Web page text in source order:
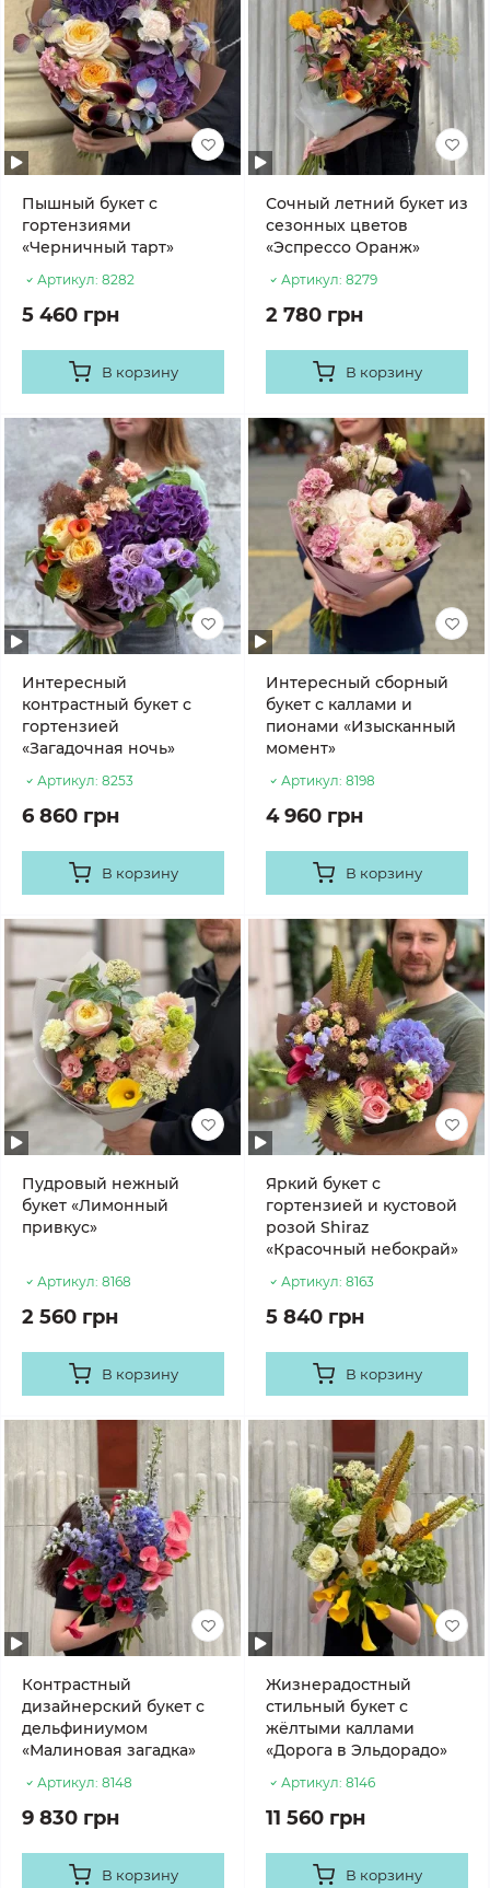
Пышный букет с
гортензиями
«Черничный тарт»
Артикул: 8282
5 460 грн
В корзину
Сочный летний букет из
сезонных цветов
«Эспрессо Оранж»
Артикул: 8279
2 780 грн
В корзину
Интересный
контрастный букет с
гортензией
«Загадочная ночь»
Артикул: 8253
6 860 грн
В корзину
Интересный сборный
букет с каллами и
пионами «Изысканный
момент»
Артикул: 8198
4 960 грн
В корзину
Пудровый нежный
букет «Лимонный
привкус»
Артикул: 8168
2 560 грн
В корзину
Яркий букет с
гортензией и кустовой
розой Shiraz
«Красочный небокрай»
Артикул: 8163
5 840 грн
В корзину
Контрастный
дизайнерский букет с
дельфиниумом
«Малиновая загадка»
Артикул: 8148
9 830 грн
В корзину
Жизнерадостный
стильный букет с
жёлтыми каллами
«Дорога в Эльдорадо»
Артикул: 8146
11 560 грн
В корзину